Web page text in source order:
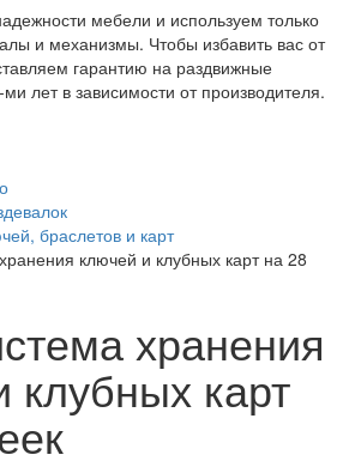
мебели и используем только
и механизмы. Чтобы избавить вас от
гарантию на раздвижные
лет в зависимости от производителя.
браслетов и карт
ключей и клубных карт на 28
хранения
клубных карт